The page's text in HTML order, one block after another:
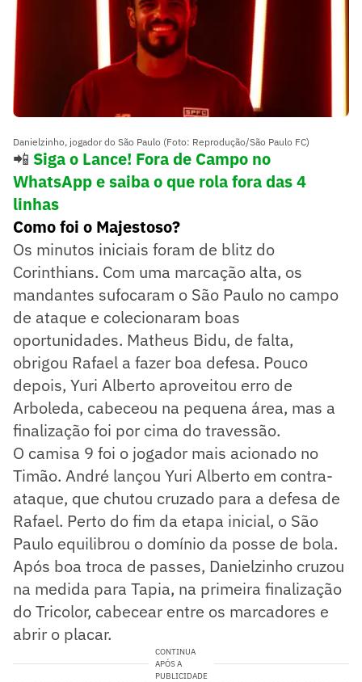
Danielzinho, jogador do São Paulo (Foto: Reprodução/São Paulo FC)
📲 Siga o Lance! Fora de Campo no
WhatsApp e saiba o que rola fora das 4
linhas
Como foi o Majestoso?
Os minutos iniciais foram de blitz do
Corinthians. Com uma marcação alta, os
mandantes sufocaram o São Paulo no campo
de ataque e colecionaram boas
oportunidades. Matheus Bidu, de falta,
obrigou Rafael a fazer boa defesa. Pouco
depois, Yuri Alberto aproveitou erro de
Arboleda, cabeceou na pequena área, mas a
finalização foi por cima do travessão.
O camisa 9 foi o jogador mais acionado no
Timão. André lançou Yuri Alberto em contra-
ataque, que chutou cruzado para a defesa de
Rafael. Perto do fim da etapa inicial, o São
Paulo equilibrou o domínio da posse de bola.
Após boa troca de passes, Danielzinho cruzou
na medida para Tapia, na primeira finalização
do Tricolor, cabecear entre os marcadores e
abrir o placar.
CONTINUA
APÓS A
PUBLICIDADE